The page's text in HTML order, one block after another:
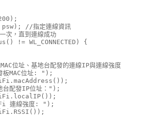
//指定連線資訊
次，直到連線成功
!= WL_CONNECTED) {
位址、基地台配發的連線IP與連線強度
MAC位址: ");
配發IP位址：");
連線強度: ");